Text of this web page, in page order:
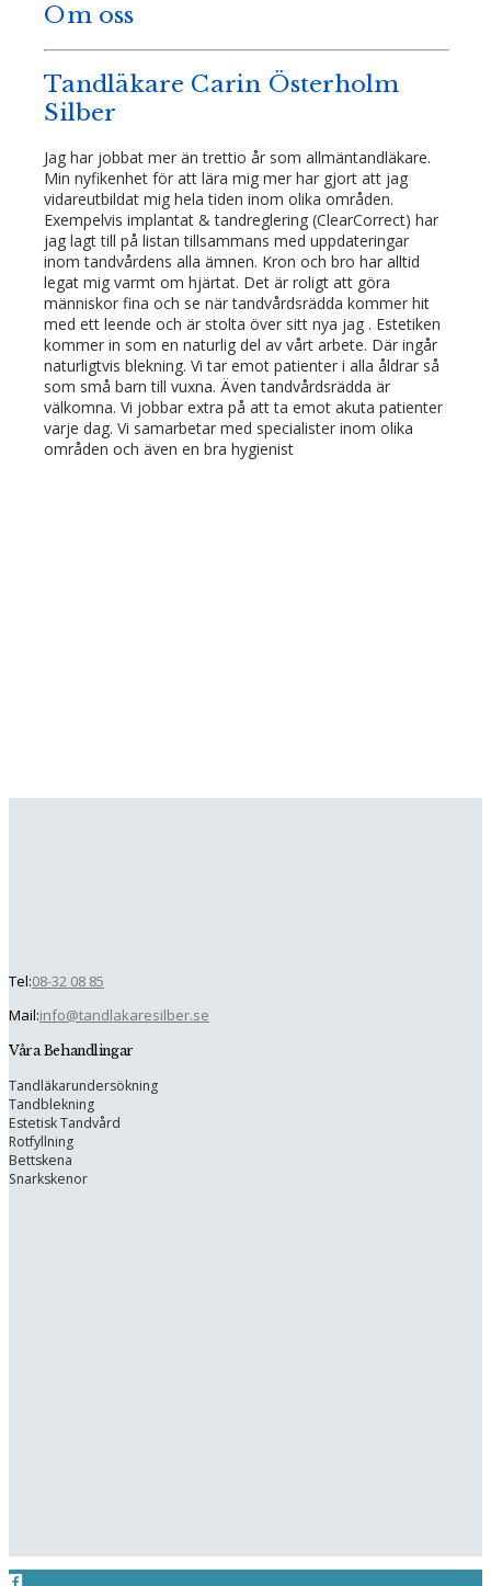
Om oss
Tandläkare Carin Österholm
Silber
Jag har jobbat mer än trettio år som allmäntandläkare.
Min nyfikenhet för att lära mig mer har gjort att jag
vidareutbildat mig hela tiden inom olika områden.
Exempelvis implantat & tandreglering (ClearCorrect) har
jag lagt till på listan tillsammans med uppdateringar
inom tandvårdens alla ämnen. Kron och bro har alltid
legat mig varmt om hjärtat. Det är roligt att göra
människor fina och se när tandvårdsrädda kommer hit
med ett leende och är stolta över sitt nya jag . Estetiken
kommer in som en naturlig del av vårt arbete. Där ingår
naturligtvis blekning. Vi tar emot patienter i alla åldrar så
som små barn till vuxna. Även tandvårdsrädda är
välkomna. Vi jobbar extra på att ta emot akuta patienter
varje dag. Vi samarbetar med specialister inom olika
områden och även en bra hygienist
Tel:08-32 08 85
Mail:info@tandlakaresilber.se
Våra Behandlingar
Tandläkarundersökning
Tandblekning
Estetisk Tandvård
Rotfyllning
Bettskena
Snarkskenor